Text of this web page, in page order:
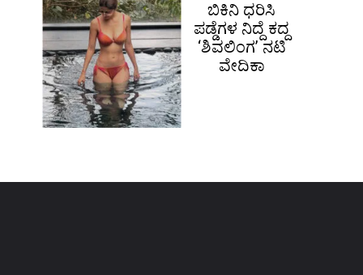
ಬಿಕಿನಿ ಧರಿಸಿ
ಪಡ್ಡೆಗಳ ನಿದ್ದೆ ಕದ್ದ
‘ಶಿವಲಿಂಗ’ ನಟಿ
ವೇದಿಕಾ